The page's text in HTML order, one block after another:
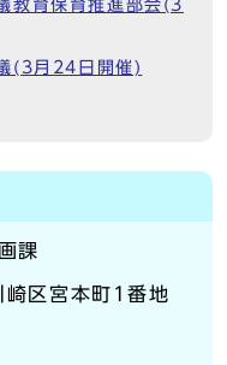
教育保育推進部会(3
(3月24日開催)
課
区宮本町1番地